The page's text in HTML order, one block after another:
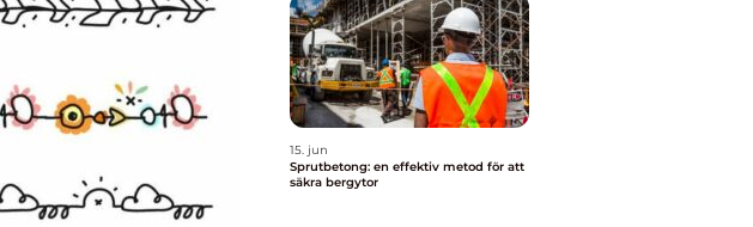
15. jun
Sprutbetong: en effektiv metod för att
säkra bergytor